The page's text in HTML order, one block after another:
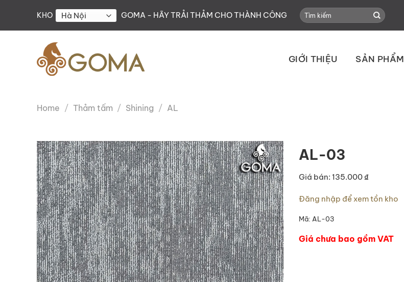
content
KHO GOMA - HÃY TRẢI THẢM CHO THÀNH CÔNG
Search
for:
GIỚI THIỆU SẢN PHẨM
Home / Thảm tấm / Shining / AL
AL-03
Giá bán: 135.000 ₫
Đăng nhập để xem tồn kho
Mã: AL-03
Giá chưa bao gồm VAT